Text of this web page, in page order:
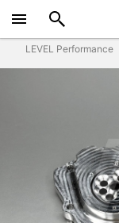
LEVEL Performance